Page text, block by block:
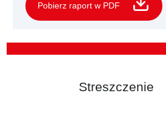
Pobierz raport w PDF
Streszczenie